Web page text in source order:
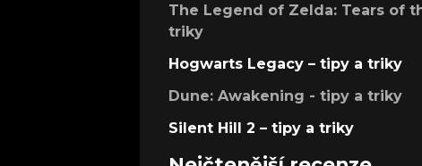
The Legend of Zelda: Tears of
triky
Hogwarts Legacy – tipy a triky
Dune: Awakening - tipy a triky
Silent Hill 2 – tipy a triky